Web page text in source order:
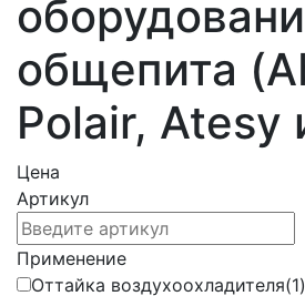
общепита
Polair, Atesy
Цена
Артикул
Применение
Оттайка воздухоохладителя(1)